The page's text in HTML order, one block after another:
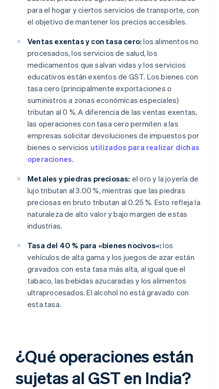
para el hogar y ciertos servicios de transporte, con
el objetivo de mantener los precios accesibles.
Ventas exentas y con tasa cero: los alimentos no
procesados, los servicios de salud, los
medicamentos que salvan vidas y los servicios
educativos están exentos de GST. Los bienes con
tasa cero (principalmente exportaciones o
suministros a zonas económicas especiales)
tributan al 0 %. A diferencia de las ventas exentas,
las operaciones con tasa cero permiten a las
empresas solicitar devoluciones de impuestos por
bienes o servicios utilizados para realizar dichas
operaciones.
Metales y piedras preciosas: el oro y la joyería de
lujo tributan al 3.00 %, mientras que las piedras
preciosas en bruto tributan al 0.25 %. Esto refleja la
naturaleza de alto valor y bajo margen de estas
industrias.
Tasa del 40 % para «bienes nocivos»: los
vehículos de alta gama y los juegos de azar están
gravados con esta tasa más alta, al igual que el
tabaco, las bebidas azucaradas y los alimentos
ultraprocesados. El alcohol no está gravado con
esta tasa.
¿Qué operaciones están
sujetas al GST en India?